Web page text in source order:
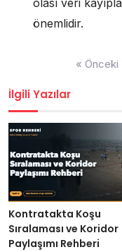
önemlidir.
« Önceki
İlgili Yazılar
Kontratakta Koşu
Sıralaması ve Koridor
Paylaşımı Rehberi